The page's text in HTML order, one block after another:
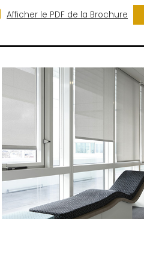
Afficher le PDF de la Brochure